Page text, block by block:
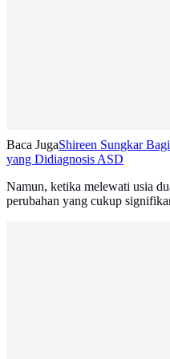
Baca JugaShireen Sungkar
yang Didiagnosis ASD
Namun, ketika melewati usia
perubahan yang cukup